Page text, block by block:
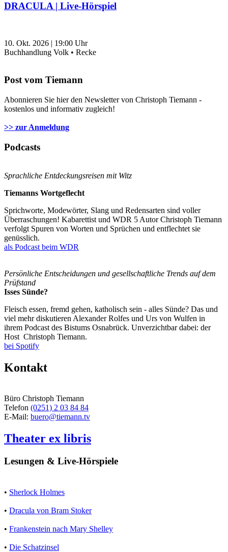
DRACULA | Live-Hörspiel
10. Okt. 2026 | 19:00 Uhr
Buchhandlung Volk • Recke
Post vom Tiemann
Abonnieren Sie hier den Newsletter von Christoph Tiemann -
kostenlos und informativ zugleich!
>> zur Anmeldung
Podcasts
Sprachliche Entdeckungsreisen mit Witz
Tiemanns Wortgeflecht
Sprichworte, Modewörter, Slang und Redensarten sind voller
Überraschungen! Kabarettist und WDR 5 Autor Christoph Tiemann
verfolgt Spuren von Worten und Sprüchen und entflechtet sie
genüsslich.
als Podcast beim WDR
Persönliche Entscheidungen und gesellschaftliche Trends auf dem
Prüfstand
Isses Sünde?
Fleisch essen, fremd gehen, katholisch sein - alles Sünde? Das und
viel mehr diskutieren Alexander Rolfes und Urs von Wulfen in
ihrem Podcast des Bistums Osnabrück. Unverzichtbar dabei: der
Host Christoph Tiemann.
bei Spotify
Kontakt
Büro Christoph Tiemann
Telefon (0251) 2 03 84 84
E-Mail: buero@tiemann.tv
Theater ex libris
Lesungen & Live-Hörspiele
• Sherlock Holmes
• Dracula von Bram Stoker
• Frankenstein nach Mary Shelley
• Die Schatzinsel